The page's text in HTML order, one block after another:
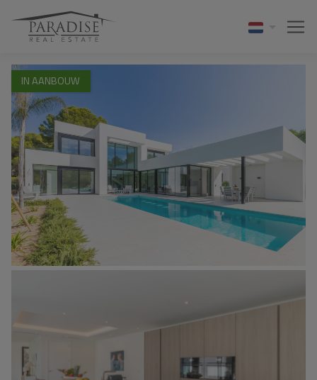
IN AANBOUW
1 / 23